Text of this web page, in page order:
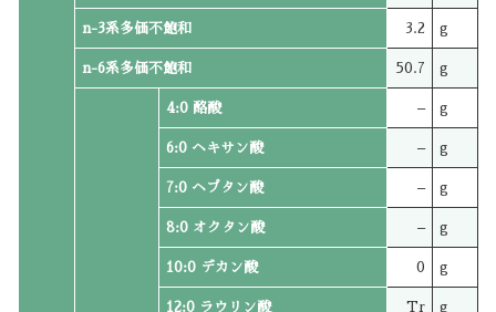
n-3系多価不飽和 3.2 g
n-6系多価不飽和 50.7 g
4:0 酪酸 – g
6:0 ヘキサン酸 – g
7:0 ヘプタン酸 – g
8:0 オクタン酸 – g
10:0 デカン酸 0 g
12:0 ラウリン酸 Tr g